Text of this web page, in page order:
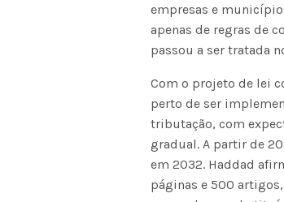
empresas e
apenas de regras de
passou a ser tratada
Com o projeto de lei
perto de ser
tributação, com
gradual. A partir de
em 2032. Haddad
páginas e 500